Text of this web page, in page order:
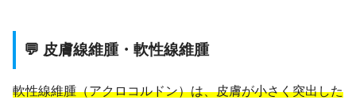
💬 皮膚線維腫・軟性線維腫
軟性線維腫（アクロコルドン）は、皮膚が小さく突出した